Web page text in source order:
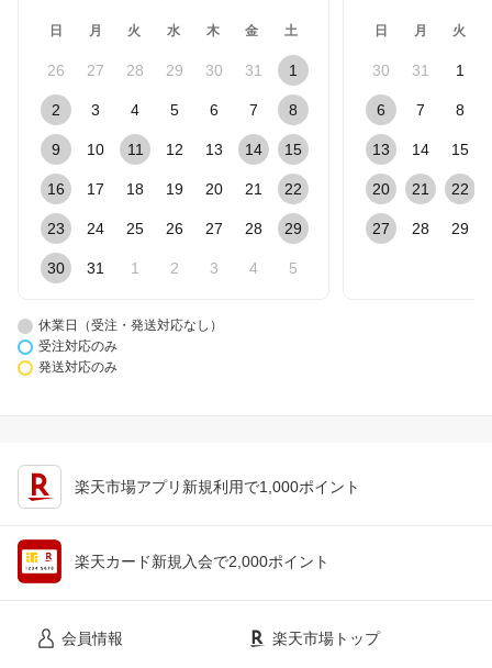
日 月 火 水 木 金 土
26 27 28 29 30 31 1
2 3 4 5 6 7 8
9 10 11 12 13 14 15
16 17 18 19 20 21 22
23 24 25 26 27 28 29
30 31 1 2 3 4 5
日 月 火
30 31 1
6 7 8
13 14 15
20 21 22
27 28 29
休業日（受注・発送対応なし）
受注対応のみ
発送対応のみ
楽天市場アプリ新規利用で1,000ポイント
楽天カード新規入会で2,000ポイント
会員情報 楽天市場トップ